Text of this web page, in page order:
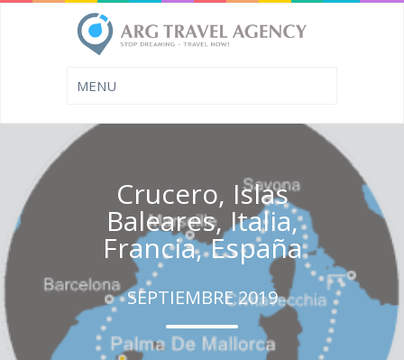
Crucero, Islas
Baleares, Italia,
Francia, España
SEPTIEMBRE 2019